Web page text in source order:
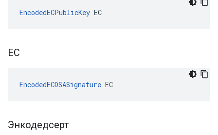
EncodedECPublicKey EC
ЕС
EncodedECDSASignature EC
Энкодедсерт